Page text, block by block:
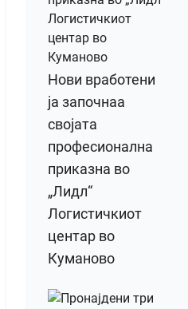
Нови вработени
ја започнаа
својата
професионална
приказна во
„Лидл“
Логистичкиот
центар во
Куманово